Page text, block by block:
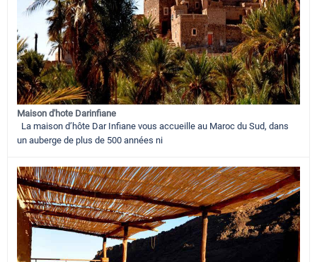
Maison d'hote Darinfiane
La maison d’hôte Dar Infiane vous accueille au Maroc du Sud, dans
un auberge de plus de 500 années ni